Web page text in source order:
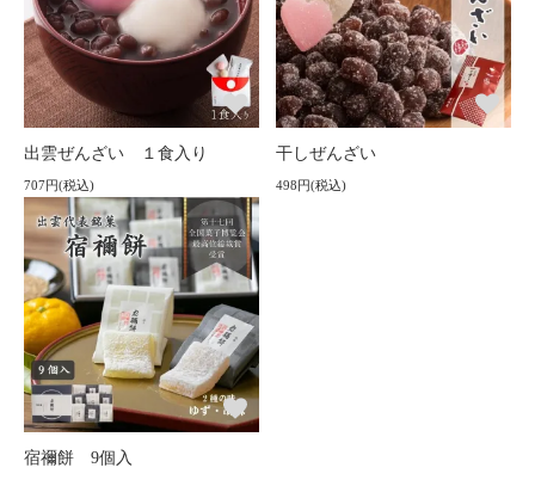
出雲ぜんざい １食入り
707円(税込)
干しぜんざい
498円(税込)
宿禰餅 9個入